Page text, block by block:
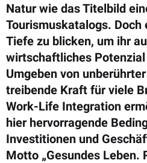
Natur wie das Titelbild
Tourismuskatalogs. Doch
Tiefe zu blicken, um ihr
wirtschaftliches
Umgeben von
treibende Kraft für viele
Work-Life Integration
hier hervorragende
Investitionen und
Motto „Gesundes Leben.